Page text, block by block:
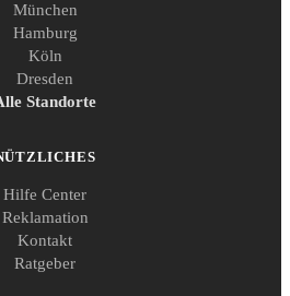
München
Hamburg
Köln
Dresden
Standorte
Hilfe Center
Reklamation
Kontakt
Ratgeber